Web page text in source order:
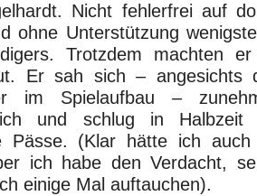
Nicht fehlerfrei auf
ohne Unterstützung
Trotzdem machten
Er sah sich – angesichts
im Spielaufbau –
und schlug in
Pässe. (Klar hätte ich
ich habe den Verdacht,
einige Mal auftauchen).